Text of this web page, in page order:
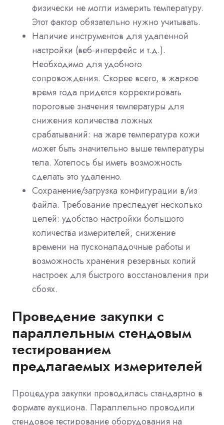
физически не могли измерить температуру.
Этот фактор обязательно нужно учитывать.
Наличие инструментов для удаленной
настройки (веб-интерфейс и т.д.).
Необходимо для удобного
сопровождения. Скорее всего, в жаркое
время года придется корректировать
пороговые значения температуры для
снижения количества ложных
срабатываний: на жаре температура кожи
может быть значительно выше температуры
тела. Хотелось бы иметь возможность
сделать это удаленно.
Сохранение/загрузка конфигурации в/из
файла. Требование преследует несколько
целей: удобство настройки большого
количества измерителей, снижение
времени на пусконаладочные работы и
возможность хранения резервных копий
настроек для быстрого восстановления при
сбоях.
Проведение закупки с
параллельным стендовым
тестированием
предлагаемых измерителей
Процедура закупки проводилась стандартно в
формате аукциона. Параллельно проводили
стендовое тестирование оборудования на